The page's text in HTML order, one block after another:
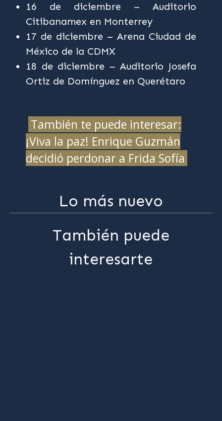
16 de diciembre – Auditorio
Citibanamex en Monterrey
17 de diciembre – Arena Ciudad de
México de la CDMX
18 de diciembre – Auditorio Josefa
Ortiz de Domínguez en Querétaro
También te puede interesar:
¡Viva la paz! Enrique Guzmán
decidió perdonar a Frida Sofía
Lo más nuevo
También puede
interesarte